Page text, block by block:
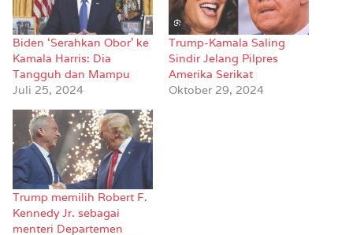
Biden ‘Serahkan Obor’ ke
Kamala Harris: Dia
Tangguh dan Mampu
Juli 25, 2024
Trump-Kamala Saling
Sindir Jelang Pilpres
Amerika Serikat
Oktober 29, 2024
Trump memilih Robert F.
Kennedy Jr. sebagai
menteri Departemen